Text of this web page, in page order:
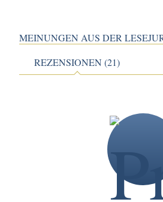
MEINUNGEN AUS DER
REZENSIONEN (21)